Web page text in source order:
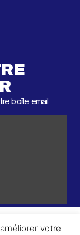
boîte email
votre